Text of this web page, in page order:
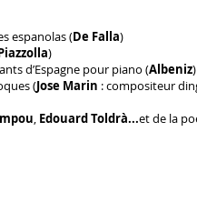
espanolas (De Falla)
)
d’Espagne pour piano (Albeniz)
(Jose Marin : compositeur
, Edouard Toldrà...etde la